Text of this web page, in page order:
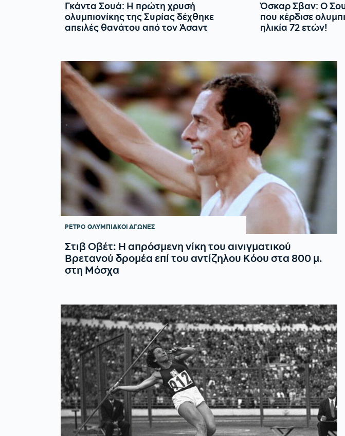
Γκάντα Σουά: Η πρώτη χρυσή
ολυμπιονίκης της Συρίας δέχθηκε
απειλές θανάτου από τον Άσαντ
Όσκαρ Σβαν: Ο
που κέρδισε
ηλικία 72 ετών!
ΡΕΤΡΟ ΟΛΥΜΠΙΑΚΟΙ ΑΓΩΝΕΣ
Στιβ Οβέτ: Η απρόσμενη νίκη του αινιγματικού
Βρετανού δρομέα επί του αντίζηλου Κόου στα 800 μ.
στη Μόσχα